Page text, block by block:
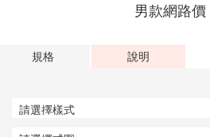
男款網路價
規格 說明